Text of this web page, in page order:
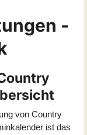
-
von Country
ist das